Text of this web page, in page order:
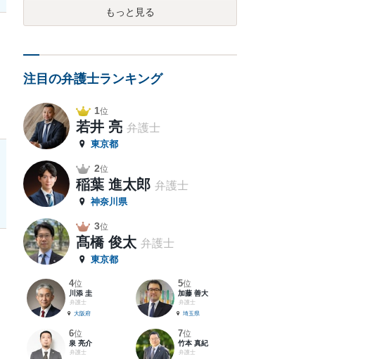
もっと見る
注目の弁護士ランキング
1位
若井 亮 弁護士
東京都
2位
稲葉 進太郎 弁護士
神奈川県
3位
髙橋 俊太 弁護士
東京都
4位
川添 圭
弁護士
大阪府
5位
加藤 善大
弁護士
埼玉県
6位
泉 亮介
弁護士
7位
竹本 真紀
弁護士